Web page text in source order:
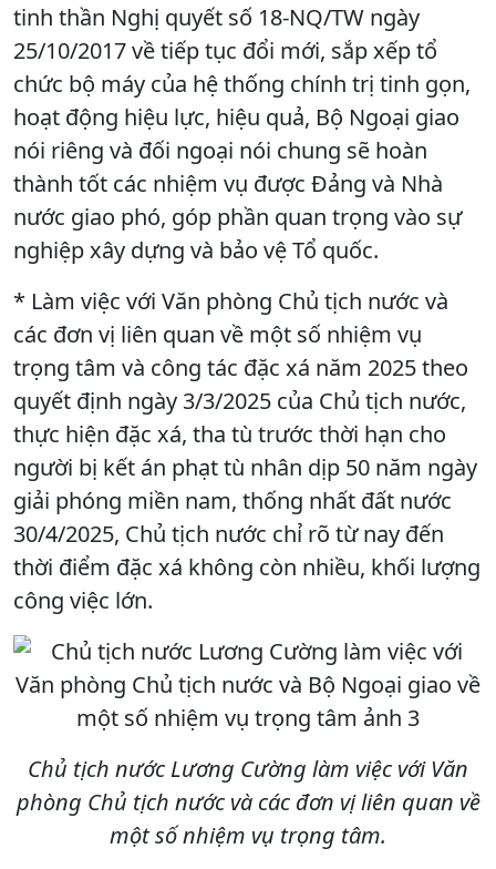
tinh thần Nghị quyết số 18-NQ/TW ngày
25/10/2017 về tiếp tục đổi mới, sắp xếp tổ
chức bộ máy của hệ thống chính trị tinh gọn,
hoạt động hiệu lực, hiệu quả, Bộ Ngoại giao
nói riêng và đối ngoại nói chung sẽ hoàn
thành tốt các nhiệm vụ được Đảng và Nhà
nước giao phó, góp phần quan trọng vào sự
nghiệp xây dựng và bảo vệ Tổ quốc.
* Làm việc với Văn phòng Chủ tịch nước và
các đơn vị liên quan về một số nhiệm vụ
trọng tâm và công tác đặc xá năm 2025 theo
quyết định ngày 3/3/2025 của Chủ tịch nước,
thực hiện đặc xá, tha tù trước thời hạn cho
người bị kết án phạt tù nhân dịp 50 năm ngày
giải phóng miền nam, thống nhất đất nước
30/4/2025, Chủ tịch nước chỉ rõ từ nay đến
thời điểm đặc xá không còn nhiều, khối lượng
công việc lớn.
Chủ tịch nước Lương Cường làm việc với Văn
phòng Chủ tịch nước và các đơn vị liên quan về
một số nhiệm vụ trọng tâm.